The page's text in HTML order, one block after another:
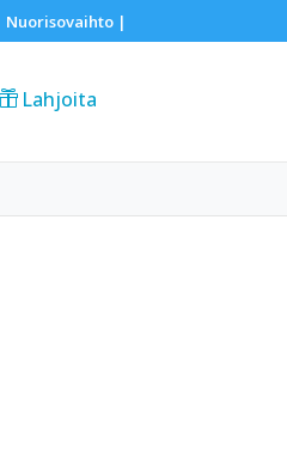
Nuorisovaihto|
Lahjoita